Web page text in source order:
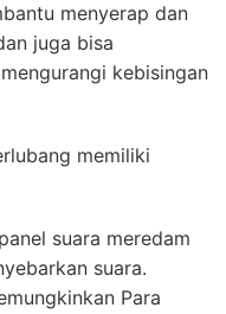
menyerap dan
juga bisa
kebisingan
memiliki
suara meredam
suara.
Para